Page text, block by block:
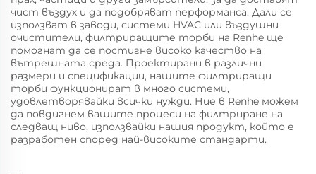
чист въздух и да подобряват перформанса. Дали се
използват в заводи, системи HVAC или въздушни
очистители, филтриращите торби на Renhe ще
помогнат да се постигне високо качество на
вътрешната среда. Проектирани в различни
размери и спецификации, нашите филтриращи
торби функционират в много системи,
удовлетворявайки всички нужди. Ние в Renhe можем
да повдигнем вашите процеси на филтриране на
следващ ниво, използвайки нашия продукт, който е
разработен според най-високите стандарти.